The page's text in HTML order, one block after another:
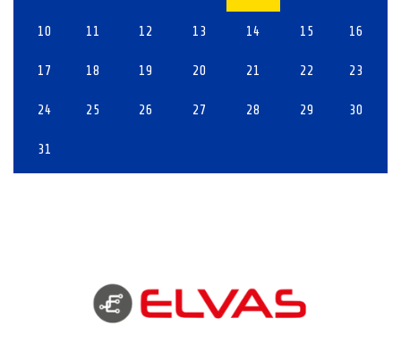
10 11 12 13 14 15 16
17 18 19 20 21 22 23
24 25 26 27 28 29 30
31